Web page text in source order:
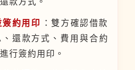
款方式。
約用印
：雙方確認借款
還款方式、費用與合約
行簽約用印。